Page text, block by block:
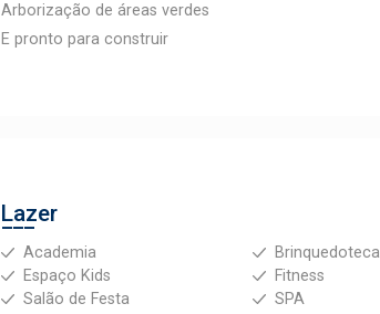
Arborização de áreas verdes
E pronto para construir
Lazer
Academia Brinquedoteca
Espaço Kids
Fitness
Salão de Festa
SPA